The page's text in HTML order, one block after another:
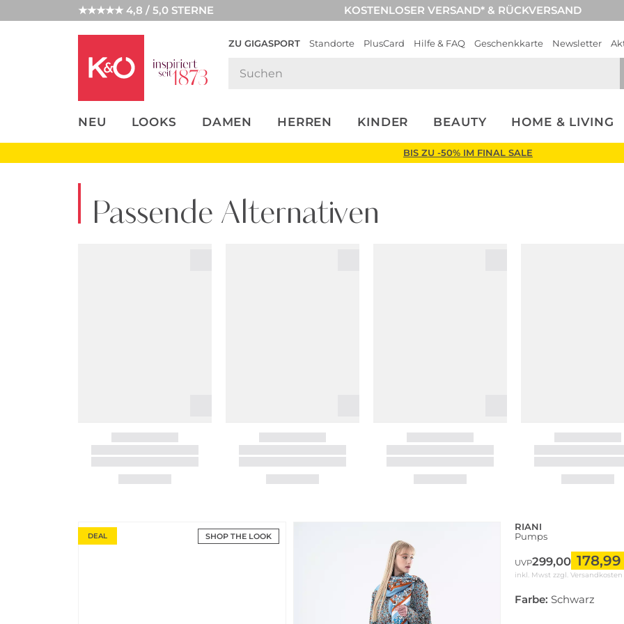
★★★★★ 4,8 / 5,0 STERNE KOSTENLOSER VERSAND* & RÜCKVERSAND
ZU GIGASPORT Standorte PlusCard Hilfe & FAQ Geschenkkarte Newsletter
NEU LOOKS DAMEN HERREN KINDER BEAUTY HOME & LIVING
UNSERE APP
CLICK &
BIS ZU -50% IM FINAL SALE
Passende Alternativen
SHOP THE LOOK
DEAL
RIANI
Pumps
UVP299,00 178,99
inkl. Mwst zzgl. Versandkosten
Farbe: Schwarz